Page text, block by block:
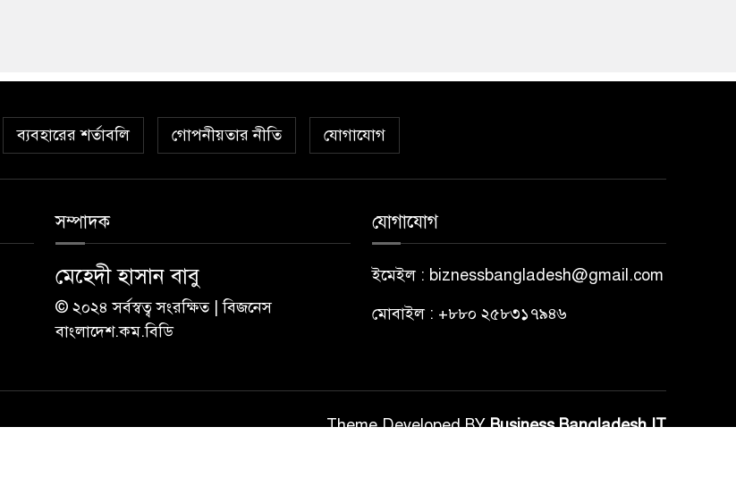
ব্যবহারের শর্তাবলি গোপনীয়তার নীতি যোগাযোগ
সম্পাদক
মেহেদী হাসান বাবু
© ২০২৪ সর্বস্বত্ব সংরক্ষিত | বিজনেস
বাংলাদেশ.কম.বিডি
যোগাযোগ
ইমেইল : biznessbangladesh@gmail.com
মোবাইল : +৮৮০ ২৫৮৩১৭৯৪৬
Theme Developed BYBusiness Bangladesh IT